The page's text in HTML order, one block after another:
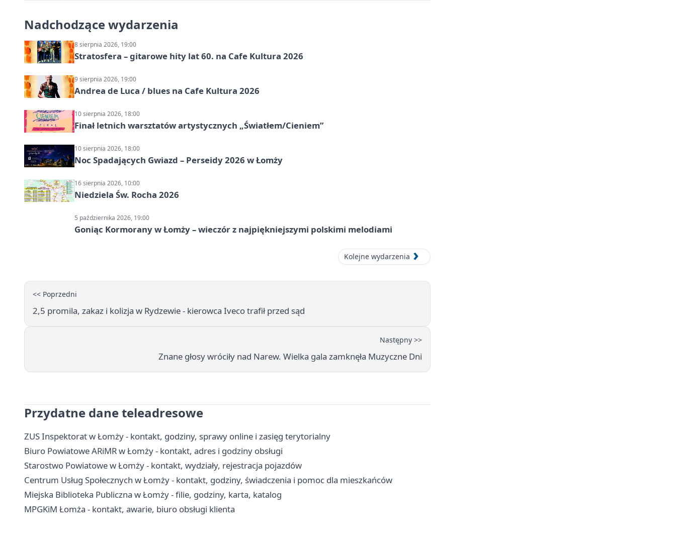
Nadchodzące wydarzenia
8 sierpnia 2026, 19:00
Stratosfera – gitarowe hity lat 60. na Cafe Kultura 2026
9 sierpnia 2026, 19:00
Andrea de Luca / blues na Cafe Kultura 2026
10 sierpnia 2026, 18:00
Finał letnich warsztatów artystycznych „Światłem/Cieniem”
10 sierpnia 2026, 18:00
Noc Spadających Gwiazd – Perseidy 2026 w Łomży
16 sierpnia 2026, 10:00
Niedziela Św. Rocha 2026
5 października 2026, 19:00
Goniąc Kormorany w Łomży – wieczór z najpiękniejszymi polskimi melodiami
Kolejne wydarzenia
<< Poprzedni
2,5 promila, zakaz i kolizja w Rydzewie - kierowca Iveco trafił przed sąd
Następny >>
Znane głosy wróciły nad Narew. Wielka gala zamknęła Muzyczne Dni
Przydatne dane teleadresowe
ZUS Inspektorat w Łomży - kontakt, godziny, sprawy online i zasięg terytorialny
Biuro Powiatowe ARiMR w Łomży - kontakt, adres i godziny obsługi
Starostwo Powiatowe w Łomży - kontakt, wydziały, rejestracja pojazdów
Centrum Usług Społecznych w Łomży - kontakt, godziny, świadczenia i pomoc dla mieszkańców
Miejska Biblioteka Publiczna w Łomży - filie, godziny, karta, katalog
MPGKiM Łomża - kontakt, awarie, biuro obsługi klienta